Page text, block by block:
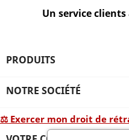
Un service
PRODUITS
NOTRE SOCIÉTÉ
⚖ Exercer mon droit de